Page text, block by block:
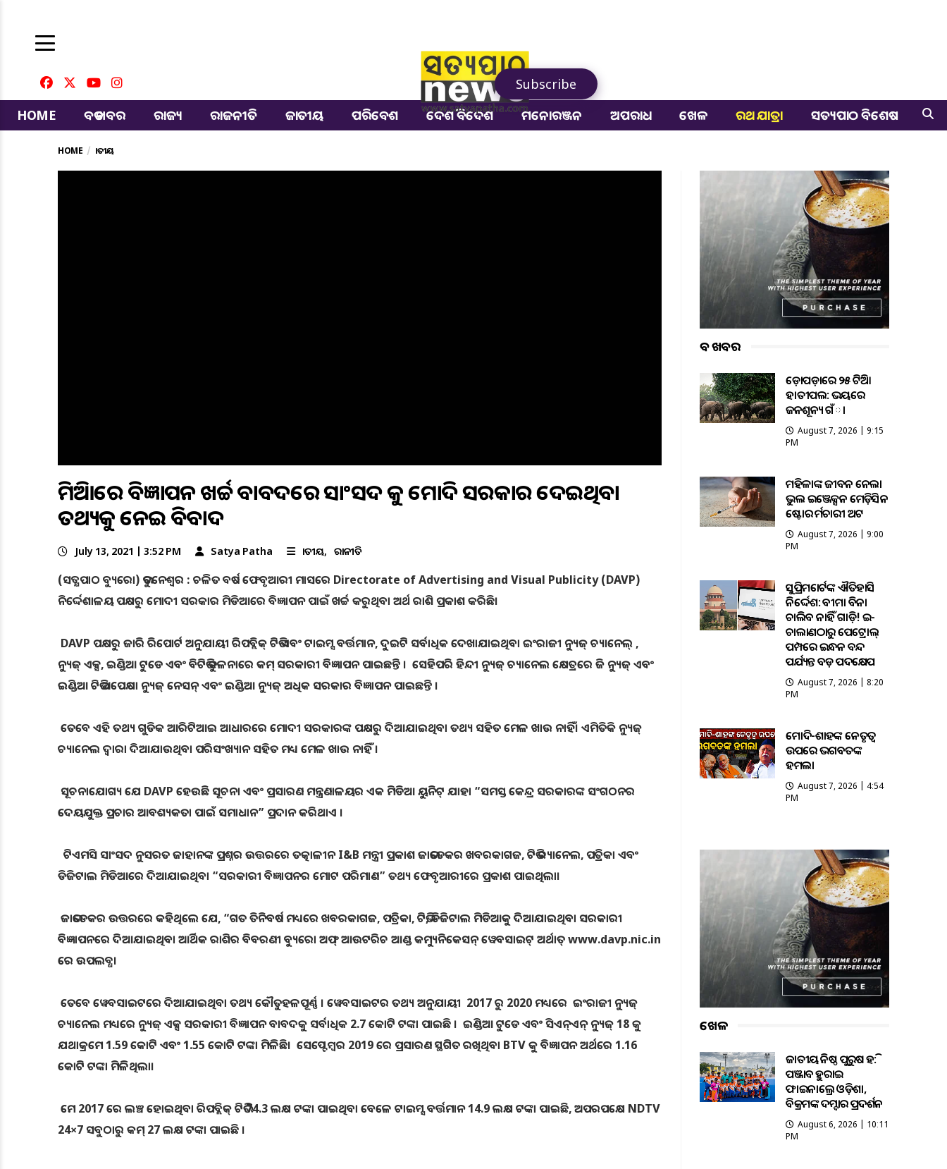
Subscribe
HOME
ବଡ ଖବର ରାଜ୍ୟ ରାଜନୀତି ଜାତୀୟ ପରିବେଶ ଦେଶ ବିଦେଶ ମନୋରଞ୍ଜନ ଅପରାଧ ଖେଳ ରଥ ଯାତ୍ରା ସତ୍ୟପାଠ ବିଶେଷ
HOME ଜାତୀୟ
ମିଡିଆରେ ବିଜ୍ଞାପନ ଖର୍ଚ୍ଚ ବାବଦରେ ସାଂସଦ କୁ ମୋଦି ସରକାର ଦେଇଥିବା
ତଥ୍ୟକୁ ନେଇ ବିବାଦ
July 13, 2021 | 3:52 PM Satya Patha ଜାତୀୟ ରାଜନୀତି
(ସତ୍ଯପାଠ ବ୍ୟୁରୋ) ଭୁବନେଶ୍ୱର : ଚଳିତ ବର୍ଷ ଫେବୃଆରୀ ମାସରେ Directorate of Advertising and Visual Publicity (DAVP)
ନିର୍ଦ୍ଦେଶାଳୟ ପକ୍ଷରୁ ମୋଦୀ ସରକାର ମିଡିଆରେ ବିଜ୍ଞାପନ ପାଇଁ ଖର୍ଚ୍ଚ କରୁଥିବା ଅର୍ଥ ରାଶି ପ୍ରକାଶ କରିଛି।
DAVP ପକ୍ଷରୁ ଜାରି ରିପୋର୍ଟ ଅନୁଯାୟୀ ରିପବ୍ଲିକ୍ ଟିଭି ଏବଂ ଟାଇମ୍ସ ବର୍ତ୍ତମାନ, ଦୁଇଟି ସର୍ବାଧିକ ଦେଖାଯାଇଥିବା ଇଂରାଜୀ ନ୍ୟୁଜ୍ ଚ୍ୟାନେଲ୍ ,
ନ୍ୟୁଜ୍ ଏକ୍ସ, ଇଣ୍ଡିଆ ଟୁଡେ ଏବଂ ବିଟିଭି ତୁଳନାରେ କମ୍ ସରକାରୀ ବିଜ୍ଞାପନ ପାଇଛନ୍ତି । ସେହିପରି ହିନ୍ଦୀ ନ୍ୟୁଜ୍ ଚ୍ୟାନେଲ କ୍ଷେତ୍ରରେ ଜି ନ୍ୟୁଜ୍ ଏବଂ
ଇଣ୍ଡିଆ ଟିଭି ଅପେକ୍ଷା ନ୍ୟୁଜ୍ ନେସନ୍ ଏବଂ ଇଣ୍ଡିଆ ନ୍ୟୁଜ୍ ଅଧିକ ସରକାର ବିଜ୍ଞାପନ ପାଇଛନ୍ତି ।
ତେବେ ଏହି ତଥ୍ୟ ଗୁଡିକ ଆରିଟିଆଇ ଆଧାରରେ ମୋଦୀ ସରକାରଙ୍କ ପକ୍ଷରୁ ଦିଆଯାଇଥିବା ତଥ୍ୟ ସହିତ ମେଳ ଖାଉ ନାହିଁ। ଏମିତିକି ନ୍ୟୁଜ୍
ଚ୍ୟାନେଲ ଦ୍ୱାରା ଦିଆଯାଉଥିବା ପରିସଂଖ୍ୟାନ ସହିତ ମଧ୍ୟ ମେଳ ଖାଉ ନାହିଁ ।
ସୂଚନାଯୋଗ୍ୟ ଯେ DAVP ହେଉଛି ସୂଚନା ଏବଂ ପ୍ରସାରଣ ମନ୍ତ୍ରଣାଳୟର ଏକ ମିଡିଆ ୟୁନିଟ୍ ଯାହା “ସମସ୍ତ କେନ୍ଦ୍ର ସରକାରଙ୍କ ସଂଗଠନର
ଦେୟଯୁକ୍ତ ପ୍ରଚାର ଆବଶ୍ୟକତା ପାଇଁ ସମାଧାନ” ପ୍ରଦାନ କରିଥାଏ ।
ଟିଏମସି ସାଂସଦ ନୁସରତ ଜାହାନଙ୍କ ପ୍ରଶ୍ନର ଉତ୍ତରରେ ତତ୍କାଳୀନ I&B ମନ୍ତ୍ରୀ ପ୍ରକାଶ ଜାଭଡେକର ଖବରକାଗଜ, ଟିଭି ଚ୍ୟାନେଲ, ପତ୍ରିକା ଏବଂ
ଡିଜିଟାଲ ମିଡିଆରେ ଦିଆଯାଇଥିବା “ସରକାରୀ ବିଜ୍ଞାପନର ମୋଟ ପରିମାଣ” ତଥ୍ୟ ଫେବୃଆରୀରେ ପ୍ରକାଶ ପାଇଥିଲା।
ଜାଭଡେକର ଉତ୍ତରରେ କହିଥିଲେ ଯେ, “ଗତ ତିନିବର୍ଷ ମଧ୍ୟରେ ଖବରକାଗଜ, ପତ୍ରିକା, ଟିଭି, ଡିଜିଟାଲ ମିଡିଆକୁ ଦିଆଯାଇଥିବା ସରକାରୀ
ବିଜ୍ଞାପନରେ ଦିଆଯାଇଥିବା ଆର୍ଥିକ ରାଶିର ବିବରଣୀ ବ୍ୟୁରୋ ଅଫ୍ ଆଉଟରିଚ ଆଣ୍ଡ କମ୍ୟୁନିକେସନ୍ ୱେବସାଇଟ୍ ଅର୍ଥାତ୍ www.davp.nic.in
ରେ ଉପଲବ୍ଧ।
ତେବେ ୱେବସାଇଟରେ ଦିଆଯାଇଥିବା ତଥ୍ୟ କୌତୁହଳପୂର୍ଣ୍ଣ । ୱେବସାଇଟର ତଥ୍ୟ ଅନୁଯାୟୀ 2017 ରୁ 2020 ମଧ୍ୟରେ ଇଂରାଜୀ ନ୍ୟୁଜ୍
ଚ୍ୟାନେଲ ମଧ୍ୟରେ ନ୍ୟୁଜ୍ ଏକ୍ସ ସରକାରୀ ବିଜ୍ଞାପନ ବାବଦକୁ ସର୍ବାଧିକ 2.7 କୋଟି ଟଙ୍କା ପାଇଛି । ଇଣ୍ଡିଆ ଟୁଡେ ଏବଂ ସିଏନ୍ଏନ୍ ନ୍ୟୁଜ୍ 18 କୁ
ଯଥାକ୍ରମେ 1.59 କୋଟି ଏବଂ 1.55 କୋଟି ଟଙ୍କା ମିଳିଛି। ସେପ୍ଟେମ୍ବର 2019 ରେ ପ୍ରସାରଣ ସ୍ଥଗିତ ରଖିଥିବା BTV କୁ ବିଜ୍ଞାପନ ଅର୍ଥରେ 1.16
କୋଟି ଟଙ୍କା ମିଳିଥିଲା।
ମେ 2017 ରେ ଲଞ୍ଚ ହୋଇଥିବା ରିପବ୍ଲିକ୍ ଟିଭି 74.3 ଲକ୍ଷ ଟଙ୍କା ପାଇଥିବା ବେଳେ ଟାଇମ୍ସ ବର୍ତ୍ତମାନ 14.9 ଲକ୍ଷ ଟଙ୍କା ପାଇଛି, ଅପରପକ୍ଷେ NDTV
24×7 ସବୁଠାରୁ କମ୍ 27 ଲକ୍ଷ ଟଙ୍କା ପାଇଛି ।
ବଡ ଖବର
କଡ଼ୋପଡ଼ାରେ ୨୫ ଟିକିଆ
ହାତୀପଲ: ଭୟରେ
ଜନଶୂନ୍ୟ ଗଁା
August 7, 2026 | 9:15
PM
ମହିଳାଙ୍କ ଜୀବନ ନେଲା
ଭୁଲ ଇଞ୍ଜେକ୍ସନ ମେଡ଼ିସିନ
ଷ୍ଟୋର କର୍ମଚାରୀ ଅଟକ
August 7, 2026 | 9:00
PM
ସୁପ୍ରିମକୋର୍ଟଙ୍କ ଐତିହାସିକ
ନିର୍ଦ୍ଦେଶ: ବୀମା ବିନା
ଚାଲିବ ନାହିଁ ଗାଡ଼ି! ଇ-
ଚାଲାଣଠାରୁ ପେଟ୍ରୋଲ୍
ପମ୍ପରେ ଇନ୍ଧନ ବନ୍ଦ
ପର୍ଯ୍ୟନ୍ତ ବଡ଼ ପଦକ୍ଷେପ
August 7, 2026 | 8:20
PM
ମୋଦି-ଶାହଙ୍କ ନେତୃତ୍ୱ
ଉପରେ ଭଗବତଙ୍କ
ହମଲା
August 7, 2026 | 4:54
PM
ଖେଳ
ଜାତୀୟ କନିଷ୍ଠ ପୁରୁଷ ହକି:
ପଞ୍ଜାବକୁ ହରାଇ
ଫାଇନାଲ୍ରେ ଓଡ଼ିଶା,
ବିକ୍ରମଙ୍କ ଦମ୍ଦାର ପ୍ରଦର୍ଶନ
August 6, 2026 | 10:11
PM